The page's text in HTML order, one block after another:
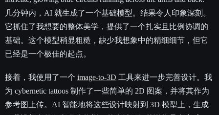
几分钟内，AI 就生成了一个基础模型。结果令人印象深刻。
它抓住了我想要的整体美学，提供了一个扎实且比例协调的
基础。这个模型稍显粗糙，缺少我想象中的精细细节，但它
已经是一个极佳的起点。
接着，我使用了一个 image-to-3D 工具来进一步完善设计。我
为 cybernetic tattoos 制作了一些简单的 2D 图案，并将其作为
参考图上传。AI 智能地将这些设计映射到 3D 模型上，生成